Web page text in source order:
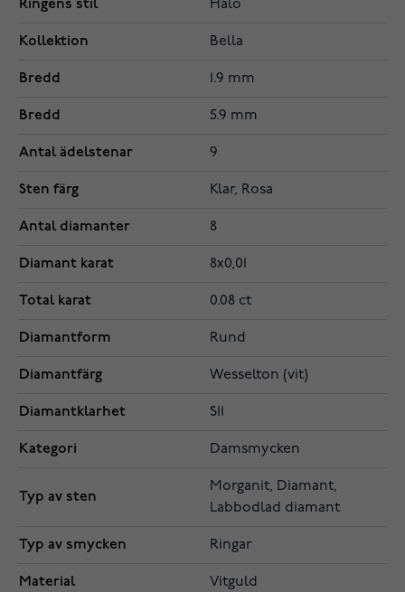
Ringens stil Halo
Kollektion Bella
Bredd 1.9 mm
Bredd 5.9 mm
Antal ädelstenar 9
Sten färg Klar, Rosa
Antal diamanter 8
Diamant karat 8x0,01
Total karat 0.08 ct
Diamantform Rund
Diamantfärg Wesselton (vit)
Diamantklarhet SI1
Kategori Damsmycken
Typ av sten
Morganit, Diamant,
Labbodlad diamant
Typ av smycken Ringar
Material Vitguld